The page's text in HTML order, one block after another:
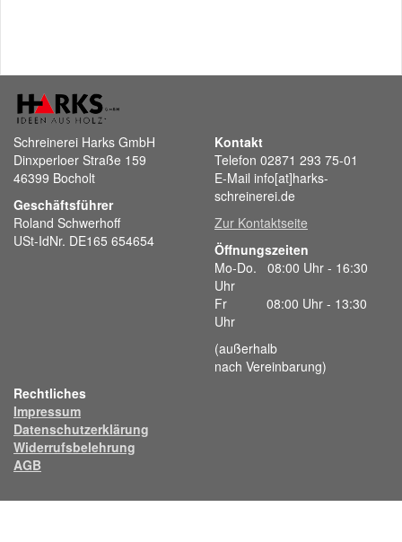
Schreinerei Harks GmbH
Dinxperloer Straße 159
46399 Bocholt
Geschäftsführer
Roland Schwerhoff
USt-IdNr. DE165 654654
Kontakt
Telefon 02871 293 75-01
E-Mail info[at]harks-
schreinerei.de
Zur Kontaktseite
Öffnungszeiten
Mo-Do. 08:00 Uhr - 16:30
Uhr
Fr 08:00 Uhr - 13:30
Uhr
(außerhalb
nach Vereinbarung)
Rechtliches
Impressum
Datenschutzerklärung
Widerrufsbelehrung
AGB